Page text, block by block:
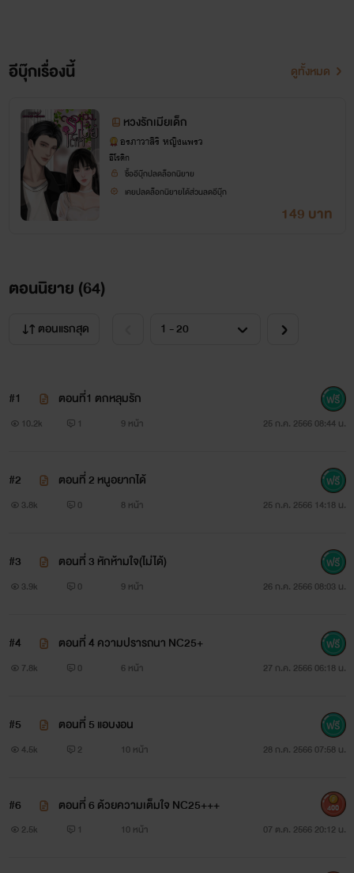
อีบุ๊กเรื่องนี้ ดูทั้งหมด
หวงรักเมียเด็ก
อรภาวาสิริ หญิงแพรว
อีโรติก
ซื้ออีบุ๊กปลดล็อกนิยาย
เคยปลดล็อกนิยายได้ส่วนลดอีบุ๊ก
149 บาท
ตอนนิยาย (64)
ตอนแรกสุด
#1 ตอนที่1 ตกหลุมรัก
10.2k 1 9 หน้า 25 ก.ค. 2566 08:44 น.
#2 ตอนที่ 2 หนูอยากได้
3.8k 0 8 หน้า 25 ก.ค. 2566 14:18 น.
#3 ตอนที่ 3 หักห้ามใจ(ไม่ได้)
3.9k 0 9 หน้า 26 ก.ค. 2566 08:03 น.
#4 ตอนที่ 4 ความปรารถนา NC25+
7.8k 0 6 หน้า 27 ก.ค. 2566 06:18 น.
#5 ตอนที่ 5 แอบงอน
4.5k 2 10 หน้า 28 ก.ค. 2566 07:58 น.
#6 ตอนที่ 6 ด้วยความเต็มใจ NC25+++
2.5k 1 10 หน้า 07 ต.ค. 2566 20:12 น.
400